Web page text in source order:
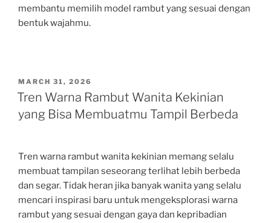
membantu memilih model rambut yang sesuai dengan
bentuk wajahmu.
POSTED
ON
MARCH 31, 2026
Tren Warna Rambut Wanita Kekinian
yang Bisa Membuatmu Tampil Berbeda
Tren warna rambut wanita kekinian memang selalu
membuat tampilan seseorang terlihat lebih berbeda
dan segar. Tidak heran jika banyak wanita yang selalu
mencari inspirasi baru untuk mengeksplorasi warna
rambut yang sesuai dengan gaya dan kepribadian